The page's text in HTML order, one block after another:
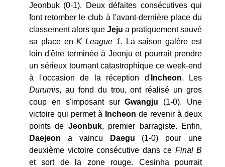
Jeonbuk (0-1). Deux défaites consécutives qui
font retomber le club à l'avant-dernière place du
classement alors que Jeju a pratiquement sauvé
sa place en K League 1. La saison galère est
loin d'être terminée à Jeonju et pourrait prendre
un sérieux tournant catastrophique ce week-end
à l'occasion de la réception d'Incheon. Les
Durumis, au fond du trou, ont réalisé un gros
coup en s'imposant surGwangju (1-0). Une
victoire qui permet à
Incheon de revenir à deux
points de Jeonbuk, premier barragiste. Enfin,
Daejeon a vaincu Daegu (1-0) pour une
deuxième victoire consécutive dans ce Final B
et sort de la zone rouge. Cesinha pourrait